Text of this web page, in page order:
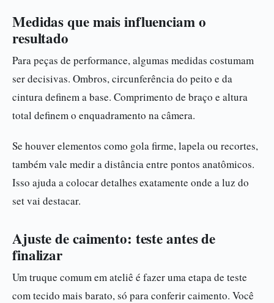
Medidas que mais influenciam o
resultado
Para peças de performance, algumas medidas costumam
ser decisivas. Ombros, circunferência do peito e da
cintura definem a base. Comprimento de braço e altura
total definem o enquadramento na câmera.
Se houver elementos como gola firme, lapela ou recortes,
também vale medir a distância entre pontos anatômicos.
Isso ajuda a colocar detalhes exatamente onde a luz do
set vai destacar.
Ajuste de caimento: teste antes de
finalizar
Um truque comum em ateliê é fazer uma etapa de teste
com tecido mais barato, só para conferir caimento. Você